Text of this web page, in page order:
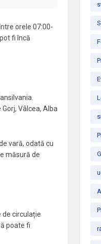
orele 07:00-
fi încă
Vâlcea, Alba
vară, odată cu
măsură de
circulație
poate fi